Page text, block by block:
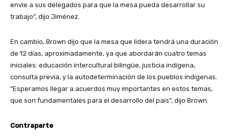
envíe a sus delegados para que la mesa pueda desarrollar su
trabajo”, dijo Jiménez.
En cambio, Brown dijo que la mesa que lidera tendrá una duración
de 12 días, aproximadamente, ya que abordarán cuatro temas
iniciales: educación intercultural bilingüe, justicia indígena,
consulta previa, y la autodeterminación de los pueblos indígenas.
“Esperamos llegar a acuerdos muy importantes en estos temas,
que son fundamentales para el desarrollo del país”, dijo Brown.
Contraparte